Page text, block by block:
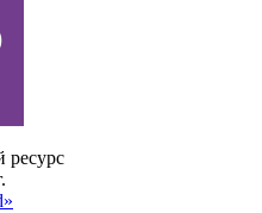
ресурс